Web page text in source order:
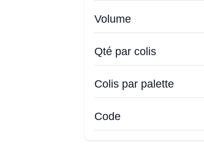
Volume
Qté par colis
Colis par palette
Code